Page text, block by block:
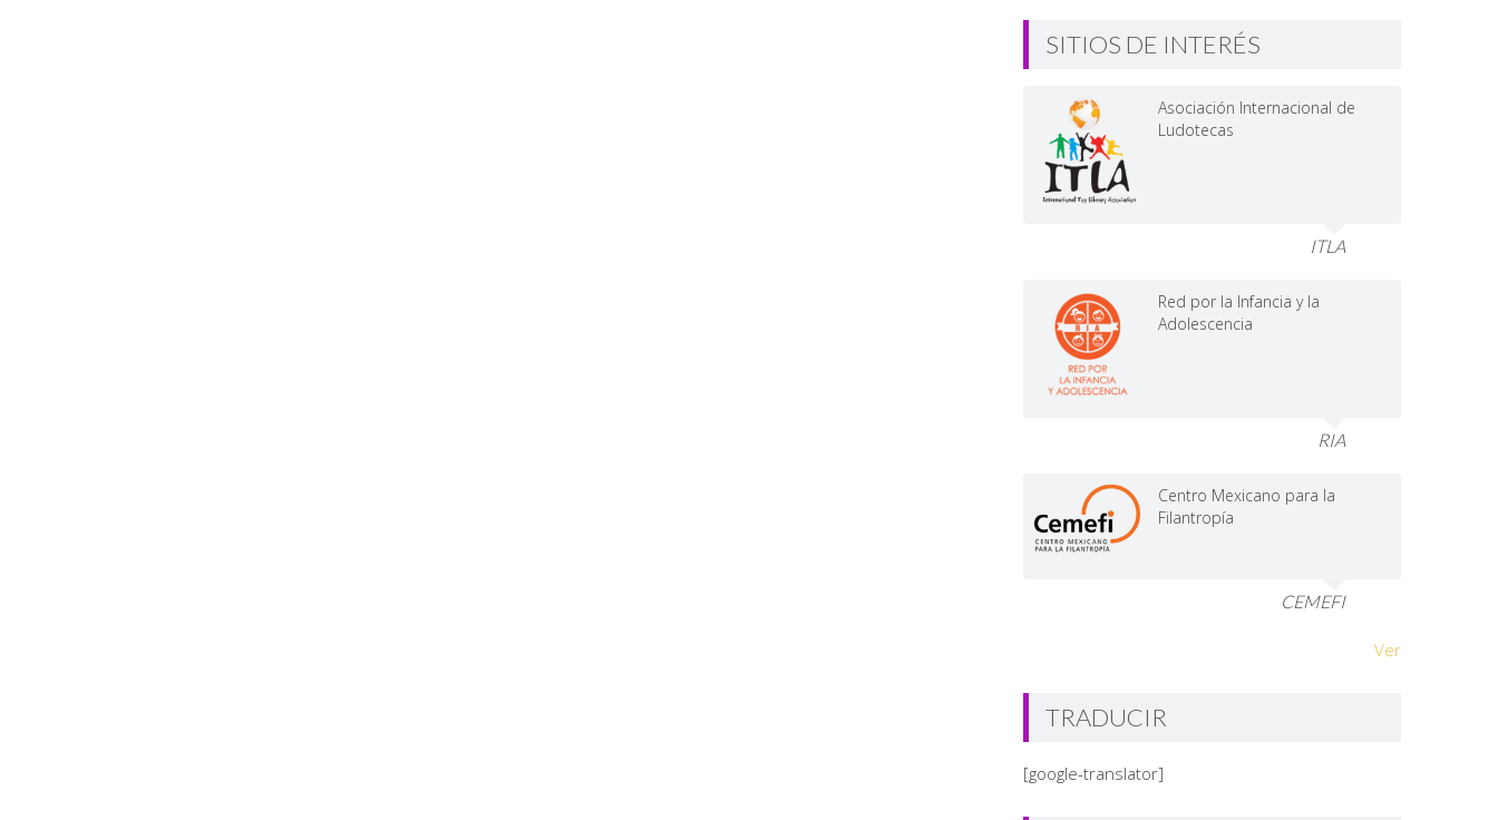
SITIOS DE INTERÉS
Asociación Internacional de
Ludotecas
ITLA
Red por la Infancia y la
Adolescencia
RIA
Centro Mexicano para la
Filantropía
CEMEFI
Ver
TRADUCIR
[google-translator]